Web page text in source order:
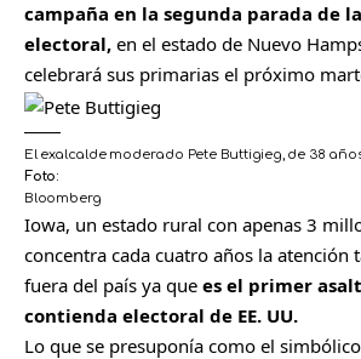
campaña en la segunda parada de
electoral, en el estado de Nuevo
celebrará sus primarias el próximo
El exalcalde moderado Pete Buttigieg, de 38
Foto:
Bloomberg
Iowa, un estado rural con apenas 3
concentra cada cuatro años la atención
fuera del país ya que es el primer
contienda electoral de EE. UU.
Lo que se presuponía como el